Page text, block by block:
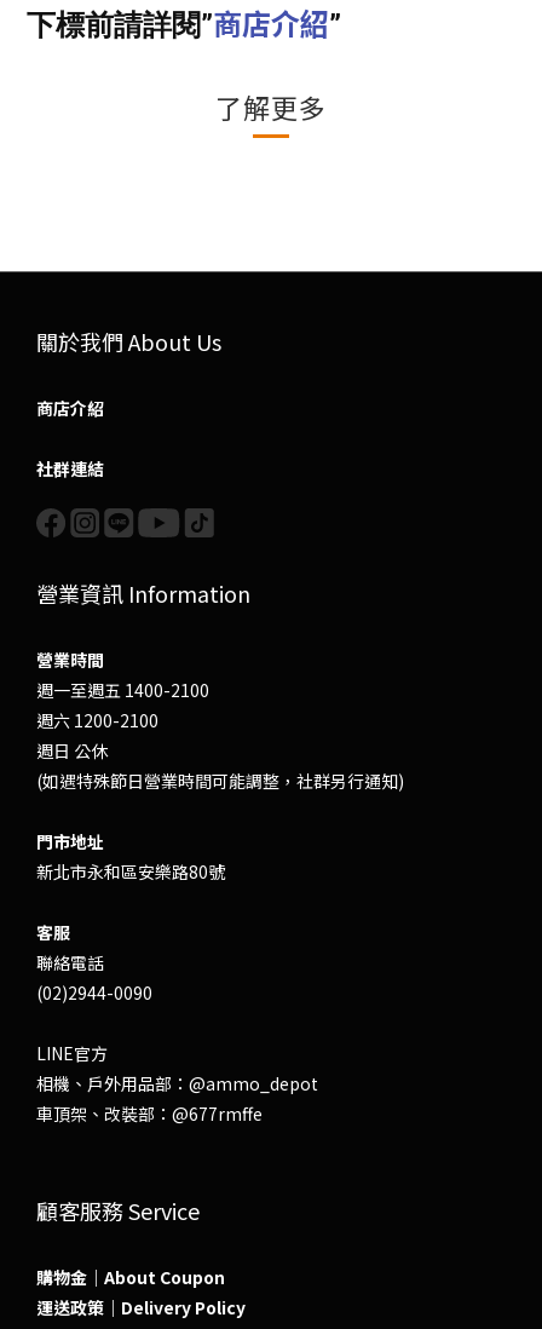
下標前請詳閱”商店介紹”
了解更多
關於我們 About Us
商店介紹
社群連結
營業資訊 Information
營業時間
週一至週五 1400-2100
週六 1200-2100
週日 公休
(如遇特殊節日營業時間可能調整，社群另行通知)
門市地址
新北市永和區安樂路80號
客服
聯絡電話
(02)2944-0090
LINE官方
相機、戶外用品部： @ammo_depot
車頂架、改裝部： @677rmffe
顧客服務 Service
購物金｜About Coupon
運送政策｜Delivery Policy